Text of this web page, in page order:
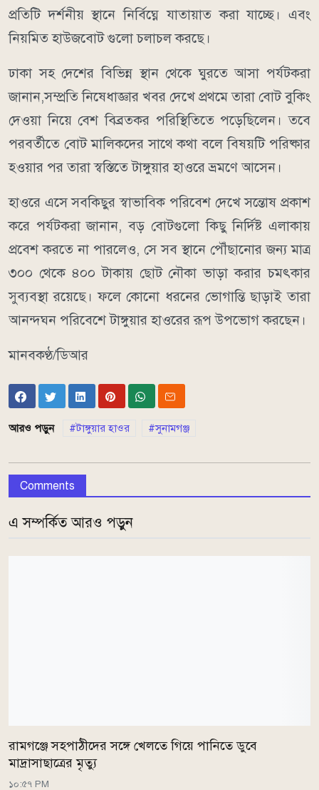
প্রতিটি দর্শনীয় স্থানে নির্বিঘ্নে যাতায়াত করা যাচ্ছে। এবং
নিয়মিত হাউজবোট গুলো চলাচল করছে।
​ঢাকা সহ দেশের বিভিন্ন স্থান থেকে ঘুরতে আসা পর্যটকরা
জানান,সম্প্রতি নিষেধাজ্ঞার খবর দেখে প্রথমে তারা বোট বুকিং
দেওয়া নিয়ে বেশ বিব্রতকর পরিস্থিতিতে পড়েছিলেন। তবে
পরবর্তীতে বোট মালিকদের সাথে কথা বলে বিষয়টি পরিষ্কার
হওয়ার পর তারা স্বস্তিতে টাঙ্গুয়ার হাওরে ভ্রমণে আসেন।
​হাওরে এসে সবকিছুর স্বাভাবিক পরিবেশ দেখে সন্তোষ প্রকাশ
করে পর্যটকরা জানান, বড় বোটগুলো কিছু নির্দিষ্ট এলাকায়
প্রবেশ করতে না পারলেও, সে সব স্থানে পৌঁছানোর জন্য মাত্র
৩০০ থেকে ৪০০ টাকায় ছোট নৌকা ভাড়া করার চমৎকার
সুব্যবস্থা রয়েছে। ফলে কোনো ধরনের ভোগান্তি ছাড়াই তারা
আনন্দঘন পরিবেশে টাঙ্গুয়ার হাওরের রূপ উপভোগ করছেন।
মানবকণ্ঠ/ডিআর
আরও পড়ুন টাঙ্গুয়ার হাওর সুনামগঞ্জ
Comments
এ সম্পর্কিত আরও পড়ুন
রামগঞ্জে সহপাঠীদের সঙ্গে খেলতে গিয়ে পানিতে ডুবে
মাদ্রাসাছাত্রের মৃত্যু
১০:৫৭ PM